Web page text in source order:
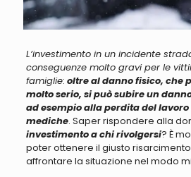
L’investimento in un incidente
conseguenze molto gravi per le
famiglie: oltre al danno fisico, che
molto serio, si può subire un
ad esempio alla perdita del lavoro
mediche. Saper rispondere alla
investimento a chi rivolgersi? È
poter ottenere il giusto
affrontare la situazione nel modo